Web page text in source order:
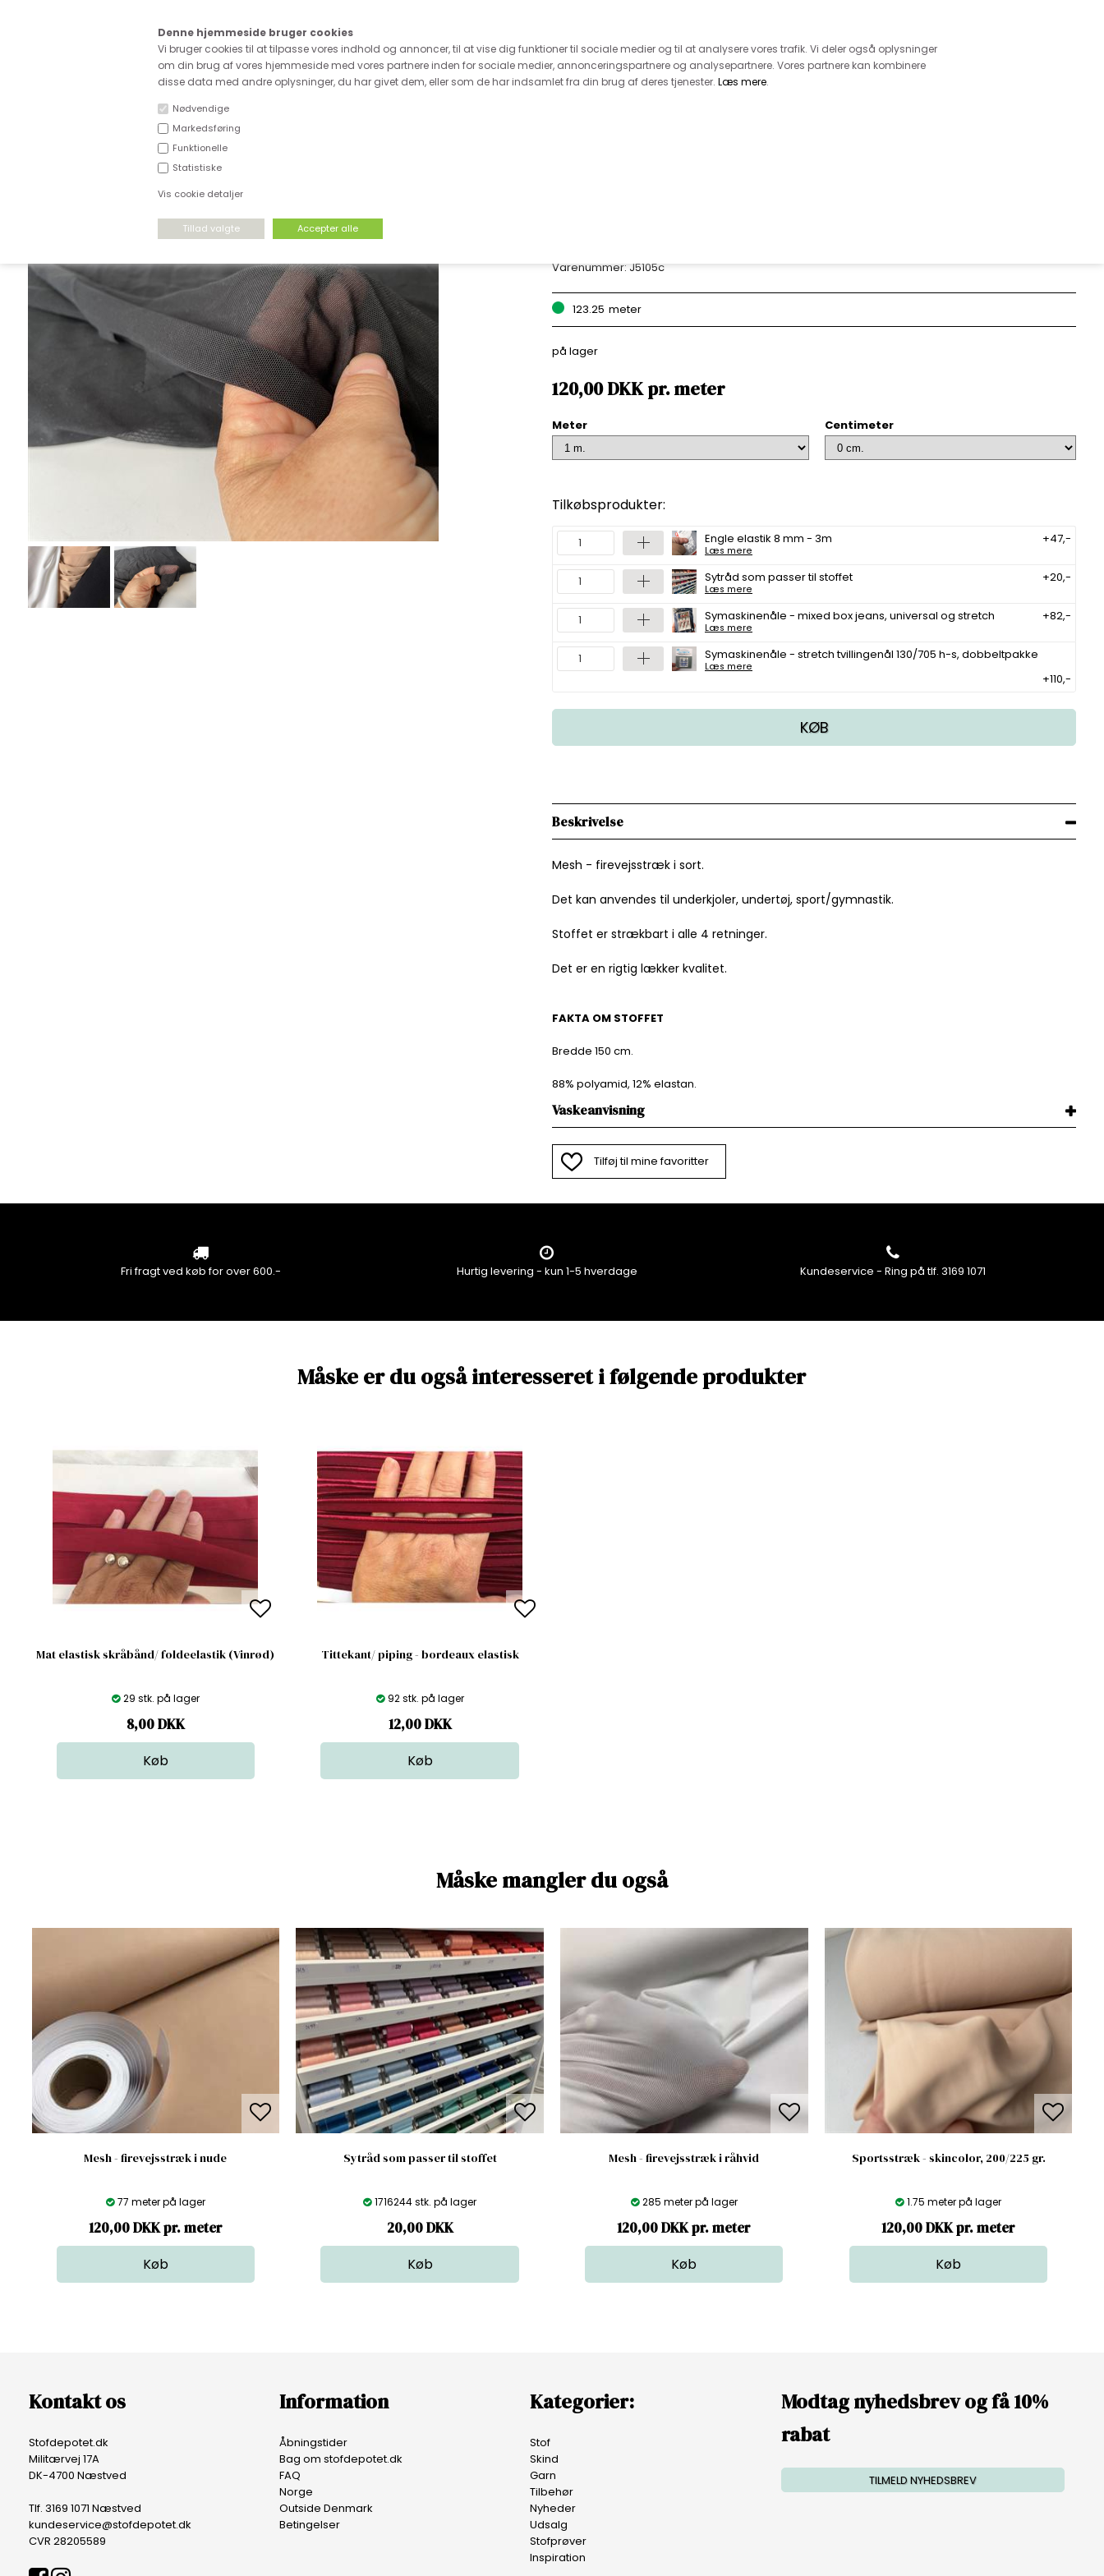
Denne hjemmeside bruger cookies
Vi bruger cookies til at tilpasse vores indhold og annoncer, til at vise dig funktioner til sociale medier og til at analysere vores trafik. Vi deler også oplysninger
om din brug af vores hjemmeside med vores partnere inden for sociale medier, annonceringspartnere og analysepartnere. Vores partnere kan kombinere
disse data med andre oplysninger, du har givet dem, eller som de har indsamlet fra din brug af deres tjenester. Læs mere.
Nødvendige
Markedsføring
Funktionelle
Statistiske
Vis cookie detaljer
Fri fragt ved køb for over 600.-
DEADSTOCK
Varenummer:J5105c
123.25 meter
på lager
120,00DKKpr.meter
Meter Centimeter
Tilkøbsprodukter:
Engle elastik 8 mm - 3m
Læs mere
+47,-
Sytråd som passer til stoffet
Læs mere
+20,-
Symaskinenåle - mixed box jeans, universal og stretch
Læs mere
+82,-
Symaskinenåle - stretch tvillingenål 130/705 h-s, dobbeltpakke
Læs mere
+110,-
KØB
Beskrivelse
Mesh - firevejsstræk i sort.
Det kan anvendes til underkjoler, undertøj, sport/gymnastik.
Stoffet er strækbart i alle 4 retninger.
Det er en rigtig lækker kvalitet.
FAKTA OM STOFFET
Bredde 150 cm.
88% polyamid, 12% elastan.
Vaskeanvisning
Tilføj til mine favoritter
Fri fragt ved køb for over 600.- Hurtig levering - kun 1-5 hverdage Kundeservice - Ring på tlf. 3169 1071
Måske er du også interesseret i følgende produkter
Mat elastisk skråbånd/ foldeelastik (Vinrød)
29 stk. på lager
8,00DKK
Tittekant/ piping - bordeaux elastisk
92 stk. på lager
12,00DKK
Måske mangler du også
Mesh - firevejsstræk i nude
77 meter på lager
120,00 DKK pr. meter
Sytråd som passer til stoffet
1716244 stk. på lager
20,00DKK
Mesh - firevejsstræk i råhvid
285 meter på lager
120,00 DKK pr. meter
Sportsstræk - skincolor, 200/225 gr.
1.75 meter på lager
120,00 DKK pr. meter
Kontakt os
Stofdepotet.dk
Militærvej 17A
DK-4700 Næstved
Tlf. 3169 1071 Næstved
kundeservice@stofdepotet.dk
CVR 28205589
Information
Åbningstider
Bag om stofdepotet.dk
FAQ
Norge
Outside Denmark
Betingelser
Kategorier:
Stof
Skind
Garn
Tilbehør
Nyheder
Udsalg
Stofprøver
Inspiration
Modtag nyhedsbrev og få 10%
rabat
TILMELD NYHEDSBREV